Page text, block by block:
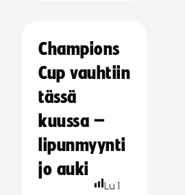
Champions
Cup vauhtiin
tässä
kuussa –
lipunmyynti
jo auki
Lu 1